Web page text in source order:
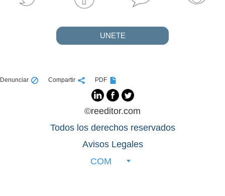
UNETE
Denunciar Compartir PDF
©reeditor.com
Todos los derechos reservados
Avisos Legales